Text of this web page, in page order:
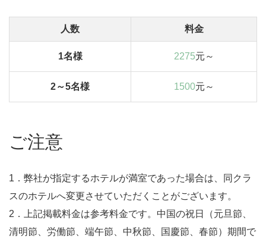
人数 料金
1名様 2275元～
2～5名様 1500元～
ご注意
1．弊社が指定するホテルが満室であった場合は、同クラ
スのホテルへ変更させていただくことがございます。
2．上記掲載料金は参考料金です。中国の祝日（元旦節、
清明節、労働節、端午節、中秋節、国慶節、春節）期間で